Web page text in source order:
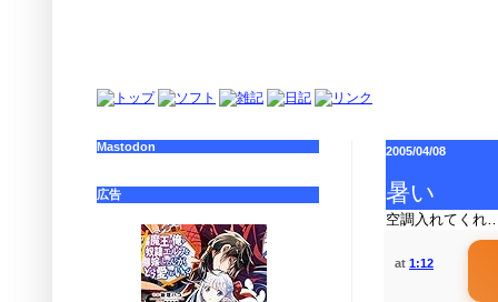
2005/04/08
暑い
空調入れてくれ…
at 1:12
Mastodon
広告